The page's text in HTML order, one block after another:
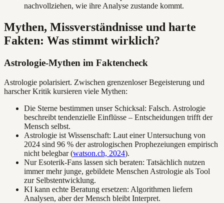
nachvollziehen, wie ihre Analyse zustande kommt.
Mythen, Missverständnisse und harte
Fakten: Was stimmt wirklich?
Astrologie-Mythen im Faktencheck
Astrologie polarisiert. Zwischen grenzenloser Begeisterung und
harscher Kritik kursieren viele Mythen:
Die Sterne bestimmen unser Schicksal: Falsch. Astrologie
beschreibt tendenzielle Einflüsse – Entscheidungen trifft der
Mensch selbst.
Astrologie ist Wissenschaft: Laut einer Untersuchung von
2024 sind 96 % der astrologischen Prophezeiungen empirisch
nicht belegbar (watson.ch, 2024).
Nur Esoterik-Fans lassen sich beraten: Tatsächlich nutzen
immer mehr junge, gebildete Menschen Astrologie als Tool
zur Selbstentwicklung.
KI kann echte Beratung ersetzen: Algorithmen liefern
Analysen, aber der Mensch bleibt Interpret.